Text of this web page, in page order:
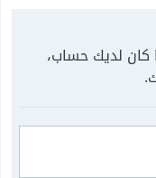
كان لديك حساب،